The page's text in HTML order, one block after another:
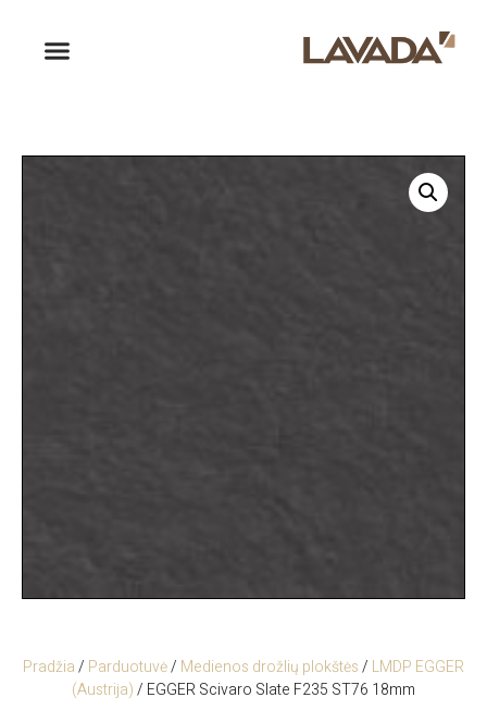
Pradžia/ Parduotuvė/ Medienos drožlių plokštės/ LMDP EGGER
(Austrija)/ EGGER Scivaro Slate F235 ST76 18mm